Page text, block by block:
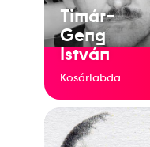
Timár-
Geng
István
Kosárlabda